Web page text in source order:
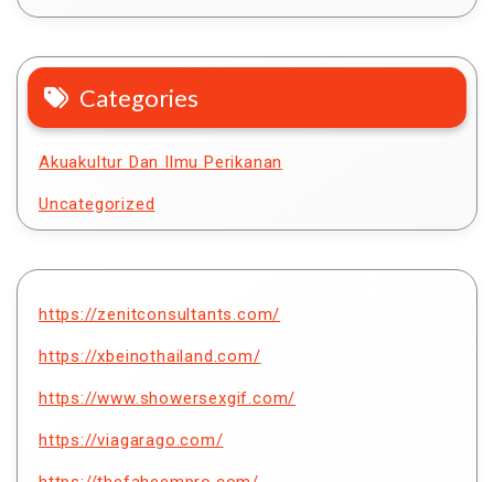
Categories
Akuakultur Dan Ilmu Perikanan
Uncategorized
https://zenitconsultants.com/
https://xbeinothailand.com/
https://www.showersexgif.com/
https://viagarago.com/